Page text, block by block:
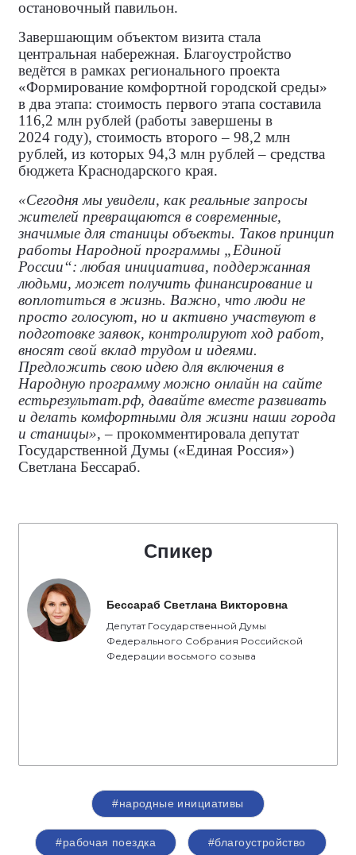
остановочный павильон.
Завершающим объектом визита стала
центральная набережная. Благоустройство
ведётся в рамках регионального проекта
«Формирование комфортной городской среды»
в два этапа: стоимость первого этапа составила
116,2 млн рублей (работы завершены в
2024 году), стоимость второго – 98,2 млн
рублей, из которых 94,3 млн рублей – средства
бюджета Краснодарского края.
«Сегодня мы увидели, как реальные запросы
жителей превращаются в современные,
значимые для станицы объекты. Таков принцип
работы Народной программы „Единой
России“: любая инициатива, поддержанная
людьми, может получить финансирование и
воплотиться в жизнь. Важно, что люди не
просто голосуют, но и активно участвуют в
подготовке заявок, контролируют ход работ,
вносят свой вклад трудом и идеями.
Предложить свою идею для включения в
Народную программу можно онлайн на сайте
естьрезультат.рф, давайте вместе развивать
и делать комфортными для жизни наши города
и станицы», – прокомментировала депутат
Государственной Думы («Единая Россия»)
Светлана Бессараб.
Спикер
Бессараб Светлана Викторовна
Депутат Государственной Думы
Федерального Собрания Российской
Федерации восьмого созыва
#народные инициативы
#рабочая поездка #благоустройство